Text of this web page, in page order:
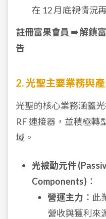
在 12 月底視情況
註冊富果會員 ➠ 解鎖
告
2. 光聖主要業務與
光聖的核心業務涵蓋
RF 連接器，並積極轉
域。
光被動元件
Components) ：
營運主力 ：
營收與獲利來